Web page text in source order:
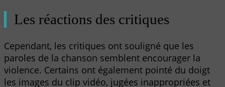
Les réactions des critiques
Cependant, les critiques ont souligné que les
paroles de la chanson semblent encourager la
violence. Certains ont également pointé du doigt
les images du clip vidéo, jugées inappropriées et